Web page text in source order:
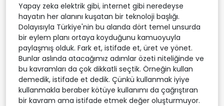
Yapay zeka elektrik gibi, internet gibi neredeyse
hayatın her alanını kuşatan bir teknoloji başlığı.
Dolayısıyla Türkiye'nin bu alanda dört temel unsurda
bir eylem planı ortaya koyduğunu kamuoyuyla
paylaşmış olduk. Fark et, istifade et, üret ve yönet.
Bunlar aslında atacağımız adımlar özeti niteliğinde ve
bu kavramları da çok dikkatli seçtik. Örneğin kullan
demedik, istifade et dedik. Çünkü kullanmak iyiye
kullanmakla beraber kötüye kullanımı da çağrıştıran
bir kavram ama istifade etmek değer oluşturmuyor.